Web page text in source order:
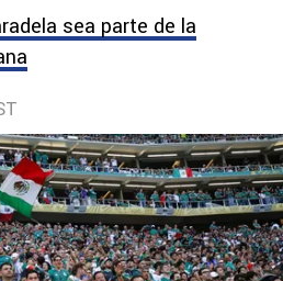
sea parte de la